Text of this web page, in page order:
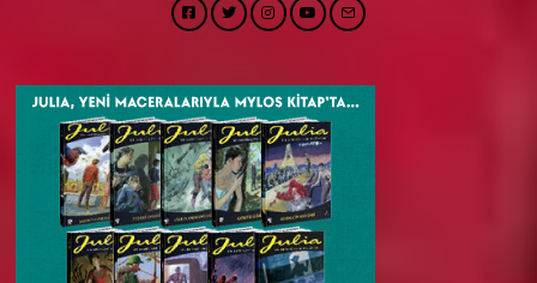
Facebook
TwitterInstagram
YouTubeEmail